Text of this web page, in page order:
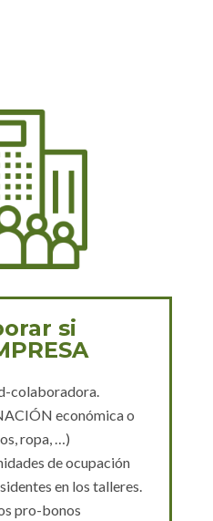
si
colaboradora.
económica o
ropa, …)
de ocupación
en los talleres.
pro-bonos